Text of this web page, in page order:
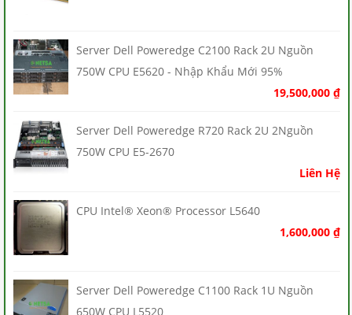
Server Dell Poweredge C2100 Rack 2U Nguồn
750W CPU E5620 - Nhập Khẩu Mới 95%
19,500,000 ₫
Server Dell Poweredge R720 Rack 2U 2Nguồn
750W CPU E5-2670
Liên Hệ
CPU Intel® Xeon® Processor L5640
1,600,000 ₫
Server Dell Poweredge C1100 Rack 1U Nguồn
650W CPU L5520